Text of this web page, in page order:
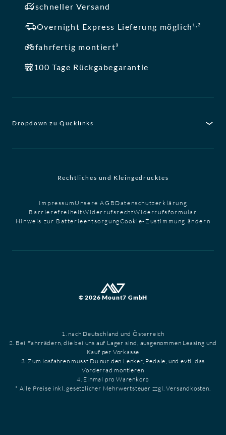
schneller Versand
Overnight Express Lieferung möglich¹,²
fahrfertig montiert³
100 Tage Rückgabegarantie
Dropdown zu Qucklinks
Rechtliches und Kleingedrucktes
Impressum Unsere AGB Datenschutzerklärung
BarrierefreiheitWiderrufsrechtWiderrufsformular
Hinweis zur BatterieentsorgungCookie-Zustimmung ändern
© 2026 Mount7 GmbH
1. nach Deutschland und Österreich
2. Bei Fahrrädern, die bei uns auf Lager sind, ausgenommen Leasing und
Kauf per Vorkasse
3. Zum losfahren musst Du nur den Lenker, Pedale, und evtl. das
Vorderrad montieren
4. Einmal pro Warenkorb
* Alle Preise inkl. gesetzlicher Mehrwertsteuer zzgl. Versandkosten.